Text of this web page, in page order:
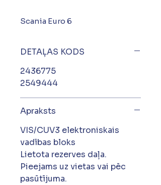
Scania Euro 6
DETAĻAS KODS
2436775
2549444
Apraksts
VIS/CUV3 elektroniskais
vadības bloks
Lietota rezerves daļa.
Pieejams uz vietas vai pēc
pasūtījuma.